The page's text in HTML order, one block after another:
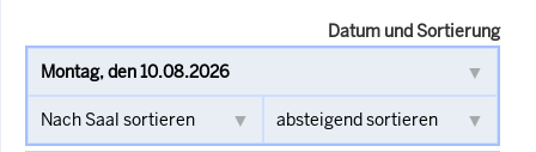
Datum und Sortierung